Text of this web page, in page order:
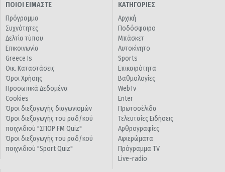
ΠΟΙΟΙ ΕΙΜΑΣΤΕ
Πρόγραμμα
Συχνότητες
Δελτία τύπου
Επικοινωνία
Greece Is
Οικ. Καταστάσεις
Όροι Χρήσης
Προσωπικά Δεδομένα
Cookies
Όροι διεξαγωγής διαγωνισμών
Όροι διεξαγωγής του ραδ/κού
παιχνιδιού "ΣΠΟΡ FM Quiz"
Όροι διεξαγωγής του ραδ/κού
παιχνιδιού "Sport Quiz"
ΚΑΤΗΓΟΡΙΕΣ
Αρχική
Ποδόσφαιρο
Μπάσκετ
Αυτοκίνητο
Sports
Επικαιρότητα
Βαθμολογίες
WebTv
Enter
Πρωτοσέλιδα
Τελευταίες Ειδήσεις
Αρθρογραφίες
Αφιερώματα
Πρόγραμμα TV
Live-radio